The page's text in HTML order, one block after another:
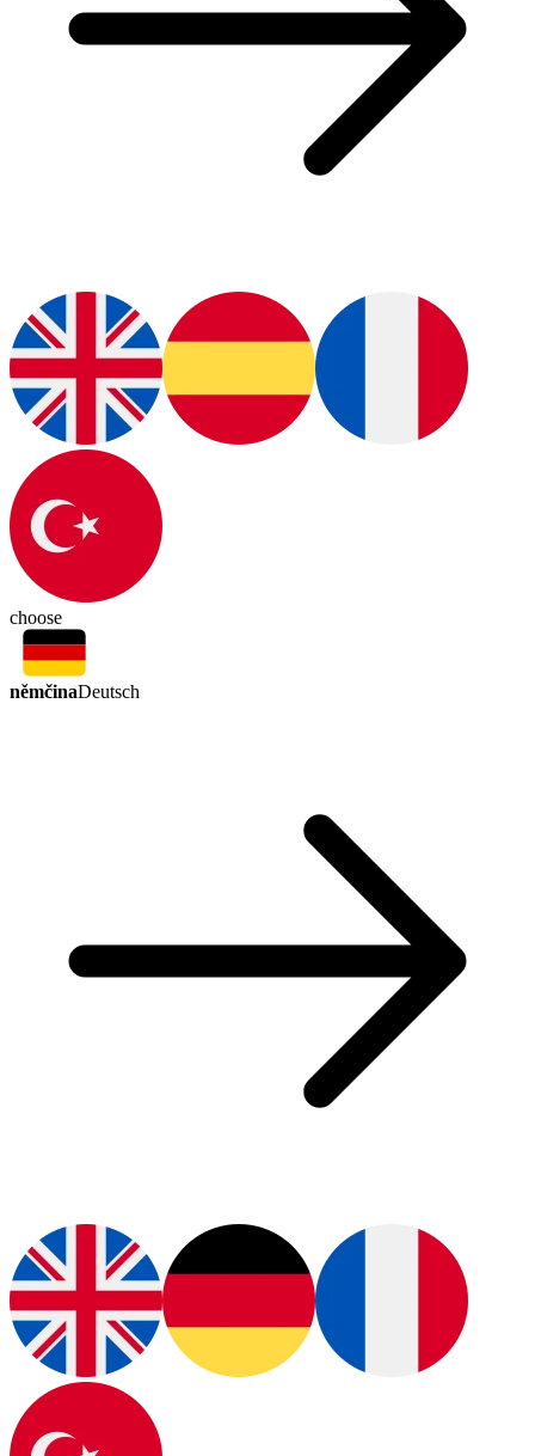
choose
němčinaDeutsch